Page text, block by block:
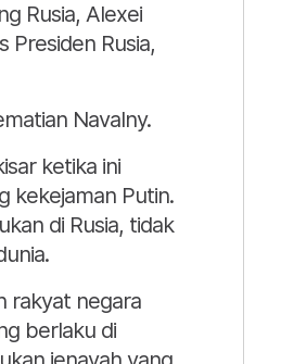
Rusia, Alexei
Presiden Rusia,
Navalny.
ketika ini
kekejaman Putin.
di Rusia, tidak
rakyat negara
berlaku di